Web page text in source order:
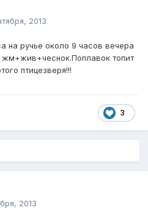
2013
на ручье около 9 часов вечера
топит
птицезверя!!!
3
2013